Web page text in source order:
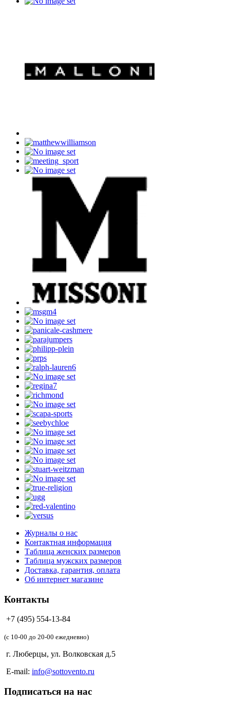
Журналы о нас
Контактная информация
Таблица женских размеров
Таблица мужских размеров
Доставка, гарантия, оплата
Об интернет магазине
Контакты
+7 (495) 554-13-84
(c 10-00 до 20-00 ежедневно)
г. Люберцы, ул. Волковская д.5
E-mail: info@sottovento.ru
Подписаться на нас